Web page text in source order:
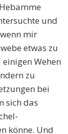
und
mir
etwas zu
Wehen
zu
bei
sich das
könne. Und